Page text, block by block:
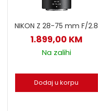
NIKON Z 28-75 mm F/2.8
1.899,00 KM
Na zalihi
Dodaj u korpu